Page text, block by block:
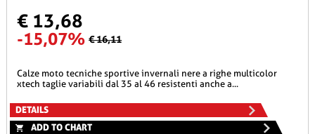
€ 13,68
-15,07% € 16,11
calze moto tecniche sportive invernali nere a righe multicolor
xtech taglie variabili dal 35 al 46 resistenti anche a...
DETAILS
ADD TO CHART